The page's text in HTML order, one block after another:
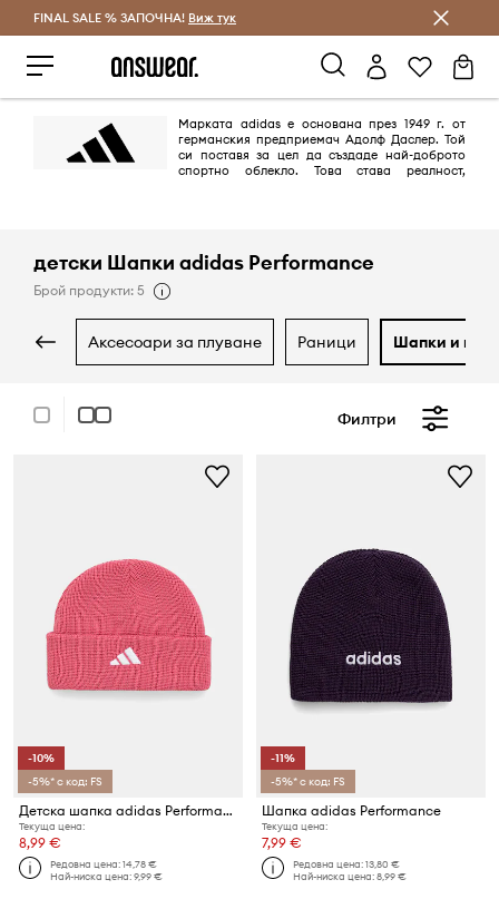
Спестявай с Answear Club
FINAL SALE % ЗАПОЧНА! Виж тук
Марката adidas е основана през 1949 г. от
германския предприемач Адолф Даслер. Той
си поставя за цел да създаде най-доброто
спортно облекло. Това става реалност,
детски Шапки adidas Performance
Брой продукти: 5
аксесоари за плуване раници шапки и
Филтри
-10%
-5%* с код: FS
Детска шапка adidas Performance
Текуща цена:
8,99 €
Редовна цена:14,78 €
Най-ниска цена:9,99 €
-11%
-5%* с код: FS
Шапка adidas Performance
Текуща цена:
7,99 €
Редовна цена:13,80 €
Най-ниска цена:8,99 €